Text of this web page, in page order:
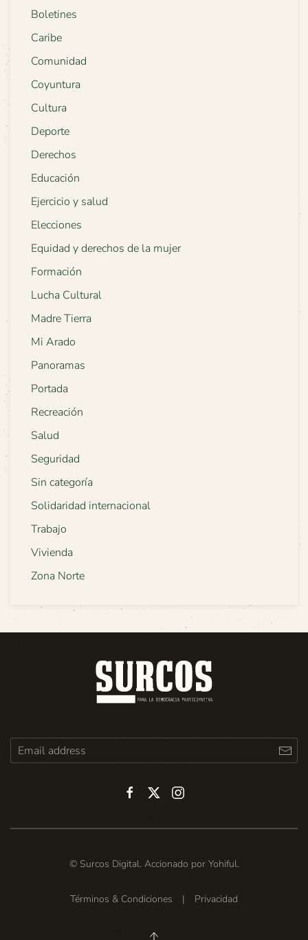
Boletines
Caribe
Comunidad
Coyuntura
Cultura
Deporte
Derechos
Educación
Ejercicio y salud
Elecciones
Equidad y derechos de la mujer
Formación
Lucha Cultural
Madre Tierra
Mi Arado
Panoramas
Portada
Recreación
Salud
Seguridad
Sin categoría
Solidaridad internacional
Trabajo
Vivienda
Zona Norte
© Surcos Digital. Accionado por Yohiful.
Términos & Condiciones | Privacidad